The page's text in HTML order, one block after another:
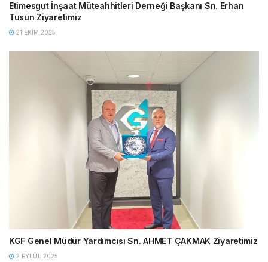
Etimesgut İnşaat Müteahhitleri Derneği Başkanı Sn. Erhan
Tusun Ziyaretimiz
21 EKIM 2025
KGF Genel Müdür Yardımcısı Sn. AHMET ÇAKMAK Ziyaretimiz
2 EYLÜL 2025